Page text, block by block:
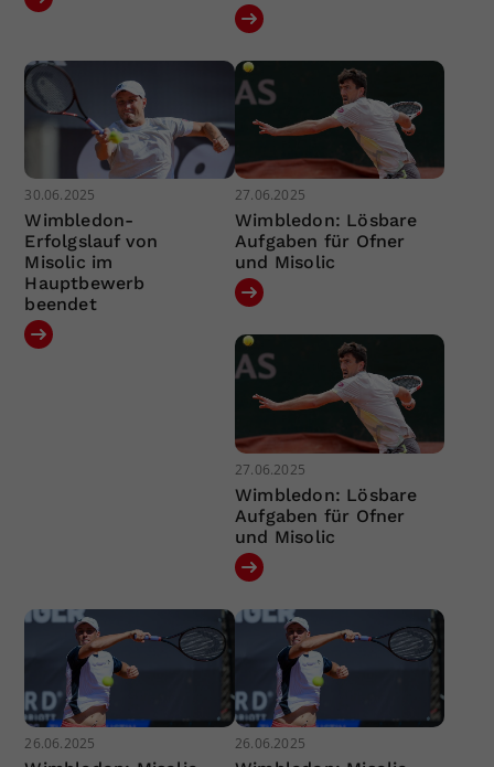
30.06.2025
Wimbledon-
Erfolgslauf von
Misolic im
Hauptbewerb
beendet
27.06.2025
Wimbledon: Lösbare
Aufgaben für Ofner
und Misolic
27.06.2025
Wimbledon: Lösbare
Aufgaben für Ofner
und Misolic
26.06.2025 26.06.2025